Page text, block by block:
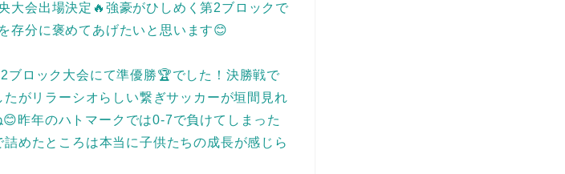
大会出場決定🔥強豪がひしめく第2ブロックで
存分に褒めてあげたいと思います😊
ブロック大会にて準優勝🏆でした！決勝戦で
がリラーシオらしい繋ぎサッカーが垣間見れ
昨年のハトマークでは0-7で負けてしまった
めたところは本当に子供たちの成長が感じら